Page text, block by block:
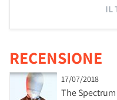
IL
RECENSIONE
17/07/2018
The